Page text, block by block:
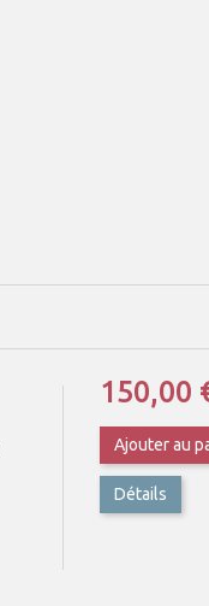
150,00
Ajouter au
Détails